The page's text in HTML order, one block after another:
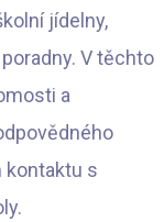
jídelny,
V těchto
a
kontaktu s